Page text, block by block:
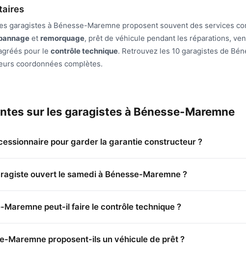
garagistes à Bénesse-Maremne proposent souvent des services
et remorquage, prêt de véhicule pendant les réparations,
pour le contrôle technique. Retrouvez les 10 garagistes de
coordonnées complètes.
sur les garagistes à Bénesse-Maremne
pour garder la garantie constructeur ?
ouvert le samedi à Bénesse-Maremne ?
Maremne peut-il faire le contrôle technique ?
Maremne proposent-ils un véhicule de prêt ?